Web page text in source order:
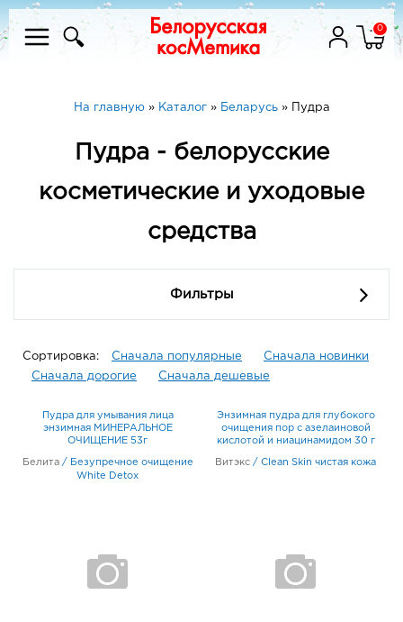
0
На главную» Каталог» Беларусь» Пудра
Пудра - белорусские
косметические и уходовые
средства
Фильтры
Сортировка: Сначала популярные
Сначала новинки
Сначала дорогие
Сначала дешевые
Пудра для умывания лица
энзимная МИНЕРАЛЬНОЕ
ОЧИЩЕНИЕ 53г
Белита / Безупречное очищение
White Detox
Энзимная пудра для глубокого
очищения пор с азелаиновой
кислотой и ниацинамидом 30 г
Витэкс / Clean Skin чистая кожа